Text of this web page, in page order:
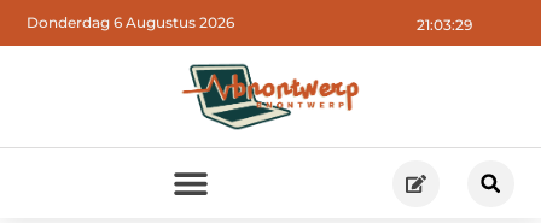
21:03:31
Donderdag 6 Augustus 2026